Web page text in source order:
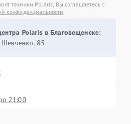
техники Polaris, Вы соглашаетесь с
конфиденциальности
Polaris в Благовещенске:
Шевченко, 85
21:00